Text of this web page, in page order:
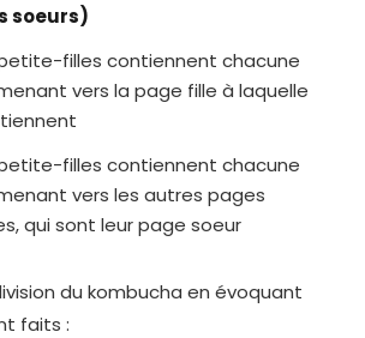
soeurs)
filles contiennent chacune
vers la page fille à laquelle
filles contiennent chacune
vers les autres pages
qui sont leur page soeur
du kombucha en évoquant
faits :